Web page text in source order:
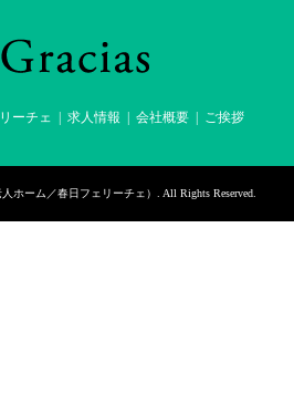
ーチェ 求人情報 会社概要 ご挨拶
ホーム／春日フェリーチェ） . All Rights Reserved.